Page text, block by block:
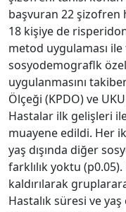
başvuran 22 şizofren
18 kişiye de
metod uygulaması
sosyodemograflk
uygulanmasını
Ölçeği (KPDO) ve
Hastalar ilk gelişleri
muayene edildi. Her
yaş dışında diğer
farklılık yoktu
kaldırılarak
Hastalık süresi ve